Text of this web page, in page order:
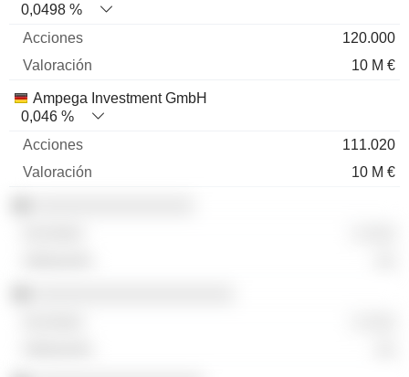
0,0498 %
120.000
10 M €
Ampega Investment GmbH
0,046 %
111.020
10 M €